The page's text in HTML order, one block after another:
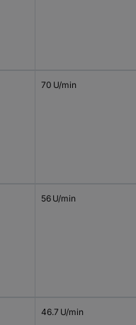
70 U/min
56 U/min
46.7 U/min